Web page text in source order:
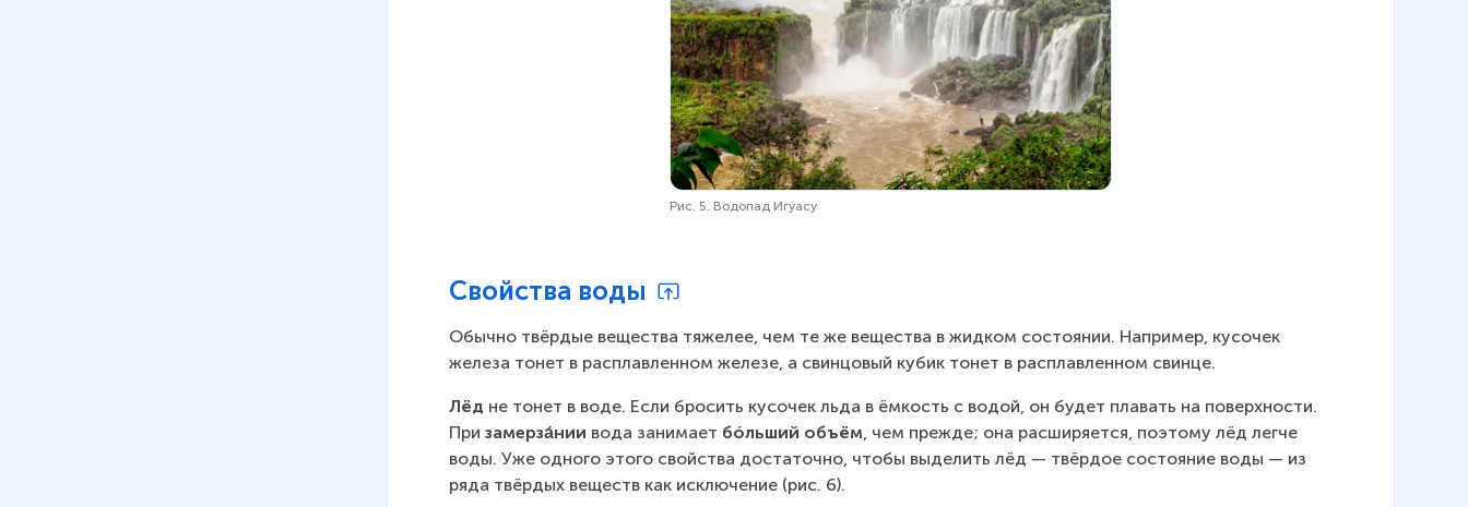
Рис. 5. Водопад Игуасу
Свойства воды
Обычно твёрдые вещества тяжелее, чем те же вещества в жидком состоянии. Например, кусочек
железа тонет в расплавленном железе, а свинцовый кубик тонет в расплавленном свинце.
Лёд не тонет в воде. Если бросить кусочек льда в ёмкость с водой, он будет плавать на поверхности.
При замерза́нии вода занимает бóльший объём, чем прежде; она расширяется, поэтому лёд легче
воды. Уже одного этого свойства достаточно, чтобы выделить лёд — твёрдое состояние воды — из
ряда твёрдых веществ как исключение (рис. 6).